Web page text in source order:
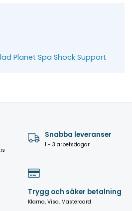
Planet Spa Shock Support
Snabba leveranser
1 - 3 arbetsdagar
Trygg och säker betalning
Klarna, Visa, Mastercard